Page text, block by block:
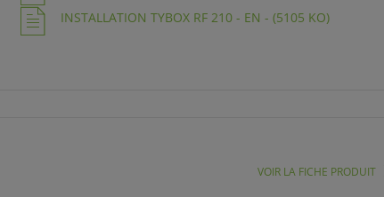
INSTALLATION TYBOX RF 210 - EN - (5105 KO)
VOIR LA FICHE PRODUIT